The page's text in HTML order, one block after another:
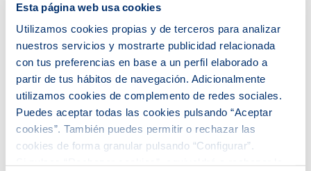
Esta página web usa cookies
Utilizamos cookies propias y de terceros para analizar
nuestros servicios y mostrarte publicidad relacionada
con tus preferencias en base a un perfil elaborado a
partir de tus hábitos de navegación. Adicionalmente
utilizamos cookies de complemento de redes sociales.
Puedes aceptar todas las cookies pulsando “Aceptar
cookies”. También puedes permitir o rechazar las
cookies de forma granular pulsando “Configurar”.